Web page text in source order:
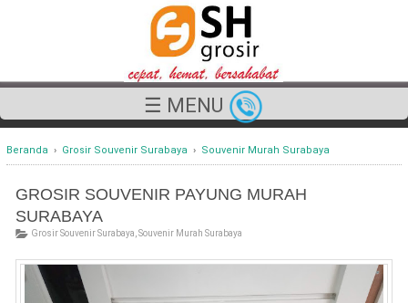
☰ MENU
Beranda › Grosir Souvenir Surabaya › Souvenir Murah Surabaya
GROSIR SOUVENIR PAYUNG MURAH
SURABAYA
Grosir Souvenir Surabaya Souvenir Murah Surabaya